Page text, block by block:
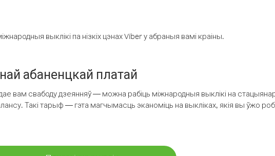
выклікі па нізкіх цэнах Viber у абраныя вамі краіны.
абаненцкай платай
вам свабоду дзеянняў — можна рабіць міжнародныя выклікі на
Такі тарыф — гэта магчымасць эканоміць на выкліках, якія вы ўжо